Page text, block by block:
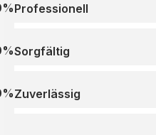
Professionell
Sorgfältig
Zuverlässig